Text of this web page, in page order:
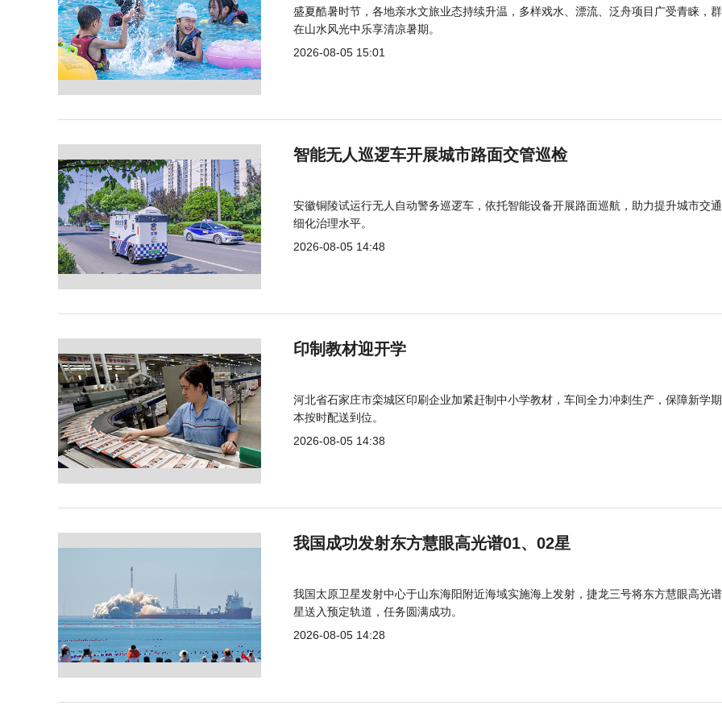
盛夏酷暑时节，各地亲水文旅业态持续升温，多样戏水、漂流、泛舟项目广受青睐，
在山水风光中乐享清凉暑期。
2026-08-05 15:01
智能无人巡逻车开展城市路面交管巡检
安徽铜陵试运行无人自动警务巡逻车，依托智能设备开展路面巡航，助力提升城市交
细化治理水平。
2026-08-05 14:48
印制教材迎开学
河北省石家庄市栾城区印刷企业加紧赶制中小学教材，车间全力冲刺生产，保障新学
本按时配送到位。
2026-08-05 14:38
我国成功发射东方慧眼高光谱01、02星
我国太原卫星发射中心于山东海阳附近海域实施海上发射，捷龙三号将东方慧眼高光
星送入预定轨道，任务圆满成功。
2026-08-05 14:28